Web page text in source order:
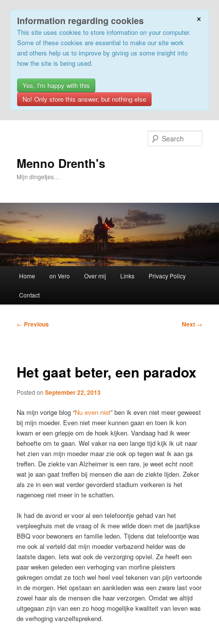
×
Information regarding cookies
This site uses cookies to store information on your computer.
Some of these cookies are essential to make our site work
and others help us to improve by giving us some insight into
how the site is being used.
Yes, I'm happy with this
No! Only store this answer, but nothing else
Menno Drenth's
Mijn dingetjes…
Home on Vero Over mij Links Privacy Policy
Contact
Post
← Previous Next →
Het gaat beter, een paradox
Posted onSeptember 22, 2013
Na mijn vorige blog “Nu even niet” ben ik even niet meer geweest
bij mijn moeder. Even niet meer kunnen gaan en toen ik kon
kwam er een griepje om de hoek kijken. Vandaag had ik weer
behoefte om te gaan. Wel vaker na een lange tijd kijk ik uit naar
het zien van mijn moeder maar zie ook op tegen wat ik aan ga
treffen. De ziekte van Alzheimer is een rare, je weet echt nooit
wat je aan gaat treffen bij mensen die aan de ziekte lijden. Zeker
als ze in een wat verder gevorderd stadium verkeren is het
nagenoeg niet meer in te schatten.
Ik had de avond er voor al een telefoontje gehad van het
verpleeghuis met de vraag of ik mee wilde doen met de jaarlijkse
BBQ voor bewoners en familie leden. Tijdens dat telefoontje was
me ook al verteld dat mijn moeder verbazend helder was de
laatste dagen. Iets wat ook de verzorging opviel. Ze heeft een
paar weken geleden een verhoging van morfine pleisters
gekregen omdat ze toch wel heel veel tekenen van pijn vertoonde
in de morgen. Het opstaan en aankleden was een zware last voor
zowel haar als de mensen die haar verzorgen. Omdat we altijd
uitgegaan zijn van een zo hoog mogelijke kwaliteit van leven was
de verhoging vanzelfsprekend.